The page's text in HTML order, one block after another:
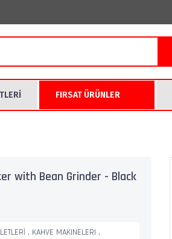
FIRSAT ÜRÜNLER
with Bean Grinder - Black
, KAHVE MAKINELERI ,